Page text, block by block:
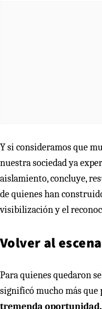
Y si consideramos que
nuestra sociedad ya
aislamiento, concluye,
de quienes han
visibilización y el
Volver al
Para quienes quedaron
significó mucho más que
tremenda